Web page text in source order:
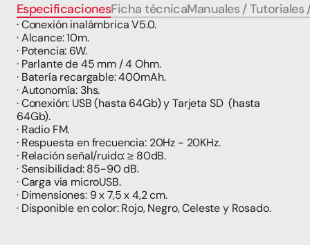
EspecificacionesFicha técnicaManuales / Tutoriales
· Conexión inalámbrica V5.0.
· Alcance: 10m.
· Potencia: 6W.
· Parlante de 45 mm / 4 Ohm.
· Batería recargable: 400mAh.
· Autonomía: 3hs.
· Conexión: USB (hasta 64Gb) y Tarjeta SD  (hasta
64Gb).
· Radio FM.
· Respuesta en frecuencia: 20Hz - 20KHz.
· Relación señal/ruido: ≥ 80dB.
· Sensibilidad: 85-90 dB.
· Carga via microUSB.
· Dimensiones: 9 x 7,5 x 4,2 cm.
· Disponible en color: Rojo, Negro, Celeste y Rosado.